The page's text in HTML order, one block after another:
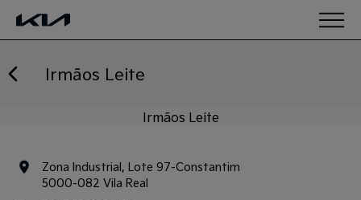
Irmãos Leite
Irmãos Leite
Zona Industrial, Lote 97-Constantim
5000-082 Vila Real